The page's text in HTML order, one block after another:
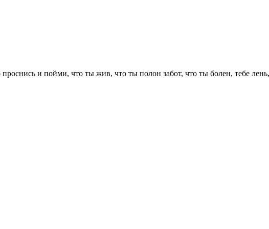
и пойми, что ты жив, что ты полон забот, что ты болен, тебе